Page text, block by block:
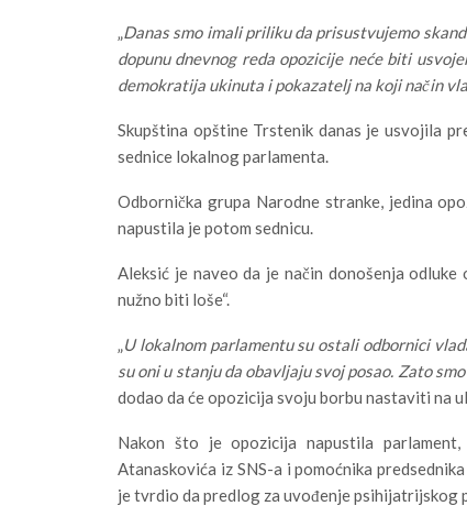
„Danas smo imali priliku da prisustvujemo
dopunu dnevnog reda opozicije neće biti
demokratija ukinuta i pokazatelj na koji način
Skupština opštine Trstenik danas je usvojila
sednice lokalnog parlamenta.
Odbornička grupa Narodne stranke, jedina
napustila je potom sednicu.
Aleksić je naveo da je način donošenja
nužno biti loše“.
„U lokalnom parlamentu su ostali odbornici
su oni u stanju da obavljaju svoj posao. Zato
dodao da će opozicija svoju borbu nastaviti na
Nakon što je opozicija napustila
Atanaskovića iz SNS-a i pomoćnika
je tvrdio da predlog za uvođenje psihijatrijskog